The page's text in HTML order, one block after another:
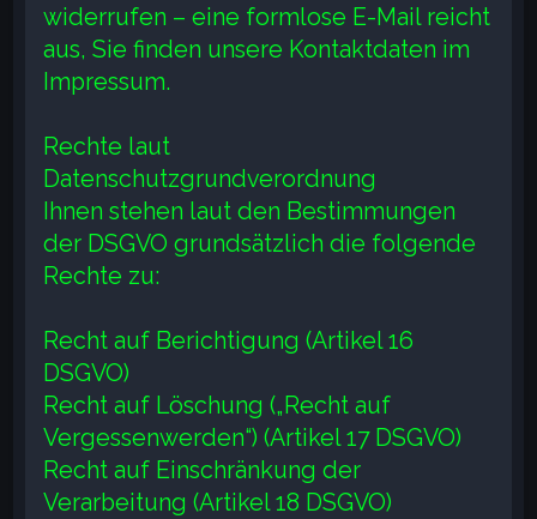
widerrufen – eine formlose E-Mail reicht
aus, Sie finden unsere Kontaktdaten im
Impressum.
Rechte laut
Datenschutzgrundverordnung
Ihnen stehen laut den Bestimmungen
der DSGVO grundsätzlich die folgende
Rechte zu:
Recht auf Berichtigung (Artikel 16
DSGVO)
Recht auf Löschung („Recht auf
Vergessenwerden“) (Artikel 17 DSGVO)
Recht auf Einschränkung der
Verarbeitung (Artikel 18 DSGVO)